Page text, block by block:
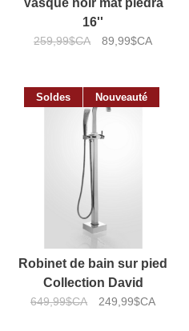
Vasque noir mat piedra
16''
259,99$CA 89,99$CA
Soldes Nouveauté
Robinet de bain sur pied
Collection David
649,99$CA 249,99$CA